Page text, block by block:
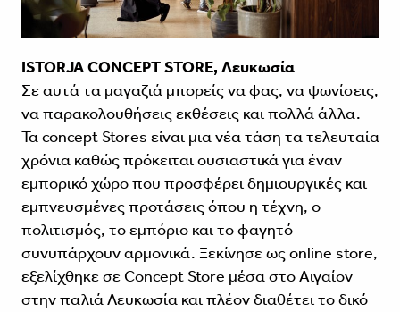
ISTORJA CONCEPT STORE, Λευκωσία
Σε αυτά τα μαγαζιά μπορείς να φας, να ψωνίσεις,
να παρακολου­θήσεις εκθέσεις και πολλά άλλα.
Τα concept Stores είναι μια νέα τάση τα τελευταία
χρόνια καθώς πρόκειται ουσιαστικά για έναν
εμπορικό χώρο που προσφέρει δημιουργικές και
εμπνευσμέ­νες προτάσεις όπου η τέχνη, ο
πολιτισμός, το εμπόριο και το φαγητό
συνυπάρχουν αρμονικά. Ξεκίνησε ως online store,
εξελίχθηκε σε Concept Store μέσα στο Αιγαίον
στην παλιά Λευκωσία και πλέον διαθέτει το δικό